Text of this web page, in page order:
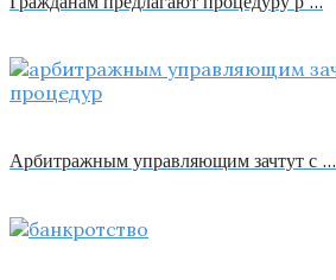
Арбитражным управляющим зачтут с …